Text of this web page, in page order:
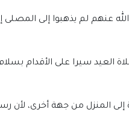
عنهم لم يذهبوا إلى المصلى
العيد سيرا على الأقدام
المنزل من جهة أخرى، لأن